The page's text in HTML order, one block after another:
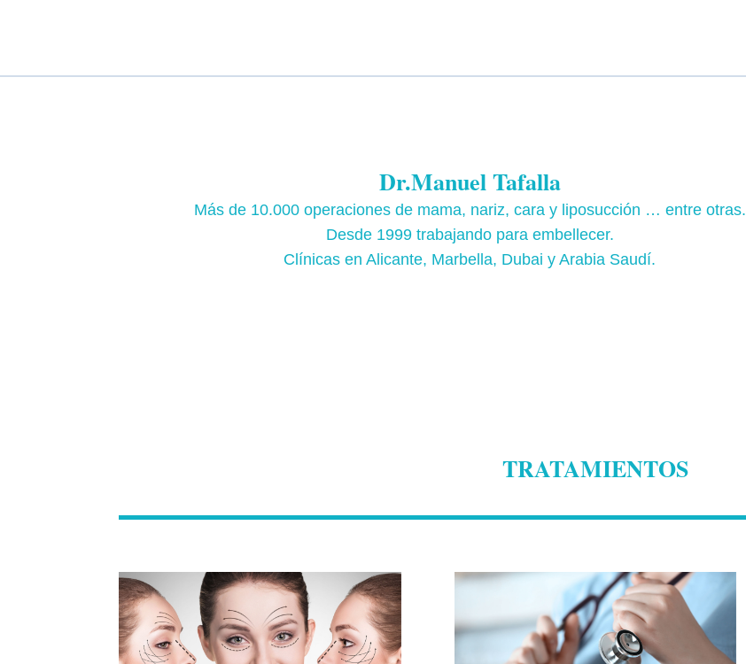
Dr.Manuel Tafalla
Más de 10.000 operaciones de mama, nariz, cara y liposucción … entre otras.
Desde 1999 trabajando para embellecer.
Clínicas en Alicante, Marbella, Dubai y Arabia Saudí.
TRATAMIENTOS